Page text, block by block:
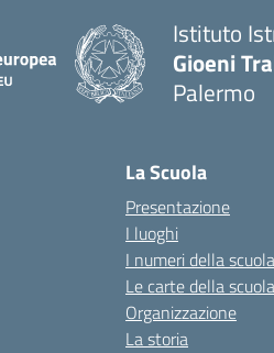
Istituto
Gioeni
Palermo
La Scuola
Presentazione
I luoghi
I numeri della scuola
Le carte della scuola
Organizzazione
La storia